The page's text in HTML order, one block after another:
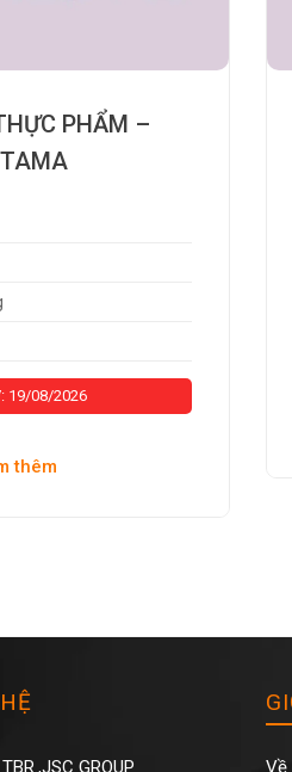
PHẨM –
19/08/2026
thêm
GROUP Về